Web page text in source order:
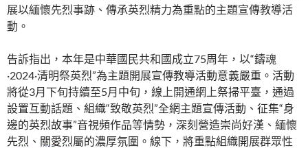
展以緬懷先烈事跡、傳承英烈精力為重點的主題宣傳教導活
動。
告訴指出，本年是中華國民共和國成立75周年，以“鑄魂
·2024·清明祭英烈”為主題開展宣傳教導活動意義嚴重。活動
將從3月下旬持續至5月中旬，線上開通網上祭掃平臺，通過
設置互動話題、組織“致敬英烈”全網主題宣傳活動、征集“身
邊的英烈故事”音視頻作品等情勢，深刻營造崇尚好漢、緬懷
先烈、關愛烈屬的濃厚氛圍。線下，將重點組織開展群眾性